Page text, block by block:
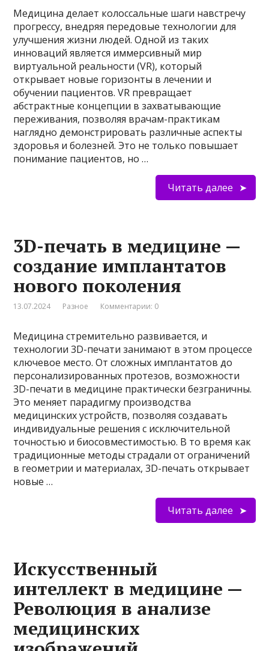
Медицина делает колоссальные шаги навстречу
прогрессу, внедряя передовые технологии для
улучшения жизни людей. Одной из таких
инноваций является иммерсивный мир
виртуальной реальности (VR), который
открывает новые горизонты в лечении и
обучении пациентов. VR превращает
абстрактные концепции в захватывающие
переживания, позволяя врачам-практикам
наглядно демонстрировать различные аспекты
здоровья и болезней. Это не только повышает
понимание пациентов, но …
Читать далее
3D-печать в медицине —
создание имплантатов
нового поколения
13.07.2024 Разное Комментарии: 0
Медицина стремительно развивается, и
технологии 3D-печати занимают в этом процессе
ключевое место. От сложных имплантатов до
персонализированных протезов, возможности
3D-печати в медицине практически безграничны.
Это меняет парадигму производства
медицинских устройств, позволяя создавать
индивидуальные решения с исключительной
точностью и биосовместимостью. В то время как
традиционные методы страдали от ограничений
в геометрии и материалах, 3D-печать открывает
новые …
Читать далее
Искусственный
интеллект в медицине —
Революция в анализе
медицинских